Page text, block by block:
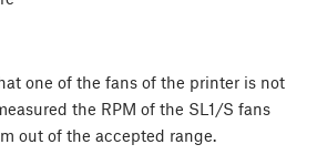
one of the fans of the printer is not
the RPM of the SL1/S fans
out of the accepted range.